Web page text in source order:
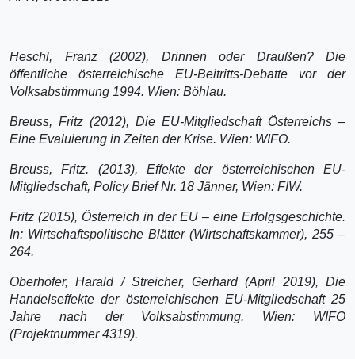
Heschl, Franz (2002), Drinnen oder Draußen? Die
öffentliche österreichische EU-Beitritts-Debatte vor der
Volksabstimmung 1994. Wien: Böhlau.
Breuss, Fritz (2012), Die EU-Mitgliedschaft Österreichs –
Eine Evaluierung in Zeiten der Krise. Wien: WIFO.
Breuss, Fritz. (2013), Effekte der österreichischen EU-
Mitgliedschaft, Policy Brief Nr. 18 Jänner, Wien: FIW.
Fritz (2015), Österreich in der EU – eine Erfolgsgeschichte.
In: Wirtschaftspolitische Blätter (Wirtschaftskammer), 255 –
264.
Oberhofer, Harald / Streicher, Gerhard (April 2019), Die
Handelseffekte der österreichischen EU-Mitgliedschaft 25
Jahre nach der Volksabstimmung. Wien: WIFO
(Projektnummer 4319).